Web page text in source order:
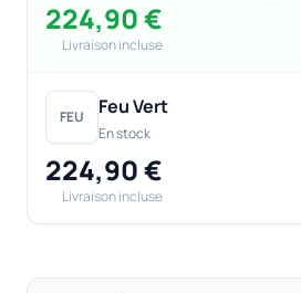
224,90 €
Livraison incluse
FEU Feu Vert
En stock
224,90 €
Livraison incluse